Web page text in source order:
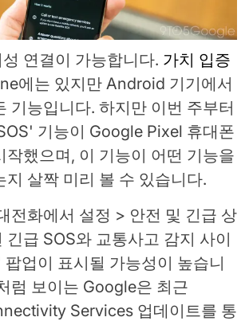
연결이 가능합니다. 가치 입증
에는 있지만 Android 기기에서
기능입니다. 하지만 이번 주부터
기능이 Google Pixel 휴대폰
작했으며, 이 기능이 어떤 기능을
지 살짝 미리 볼 수 있습니다.
전화에서 설정 > 안전 및 긴급 상
긴급 SOS와 교통사고 감지 사이
업이 표시될 가능성이 높습니
럼 보이는 Google은 최근
Services 업데이트를 통